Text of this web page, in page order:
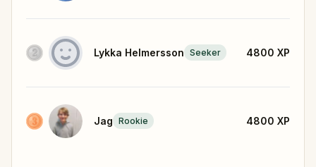
Lykka Helmersson Seeker 4800 XP
Jag Rookie 4800 XP